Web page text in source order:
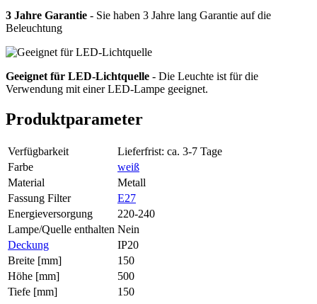
3 Jahre Garantie - Sie haben 3 Jahre lang Garantie auf die
Beleuchtung
Geeignet für LED-Lichtquelle - Die Leuchte ist für die
Verwendung mit einer LED-Lampe geeignet.
Produktparameter
Verfügbarkeit
Lieferfrist: ca. 3-7 Tage
Farbe
weiß
Material
Metall
Fassung Filter
E27
Energieversorgung
220-240
Lampe/Quelle enthalten Nein
Deckung
IP20
Breite [mm]
150
Höhe [mm]
500
Tiefe [mm]
150